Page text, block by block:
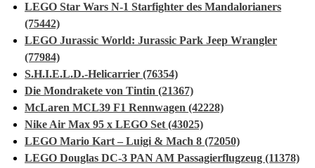
LEGO Star Wars N-1 Starfighter des Mandalorianers
(75442)
LEGO Jurassic World: Jurassic Park Jeep Wrangler
(77984)
S.H.I.E.L.D.-Helicarrier (76354)
Die Mondrakete von Tintin (21367)
McLaren MCL39 F1 Rennwagen (42228)
Nike Air Max 95 x LEGO Set (43025)
LEGO Mario Kart – Luigi & Mach 8 (72050)
LEGO Douglas DC-3 PAN AM Passagierflugzeug (11378)